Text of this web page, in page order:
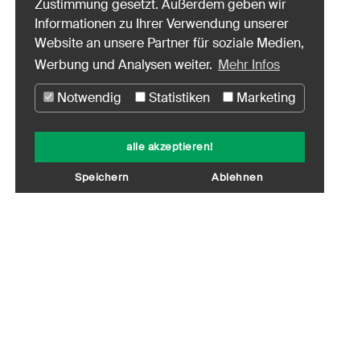
Zustimmung gesetzt. Außerdem geben wir
Informationen zu Ihrer Verwendung unserer
Website an unsere Partner für soziale Medien,
Werbung und Analysen weiter. Mehr Infos
Notwendig
Statistiken Marketing
alle akzeptieren!
Speichern Ablehnen